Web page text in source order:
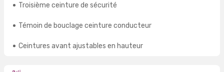
Troisième ceinture de sécurité
Témoin de bouclage ceinture conducteur
Ceintures avant ajustables en hauteur